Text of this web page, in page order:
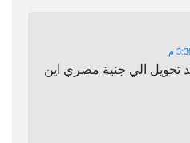
اريد تحويل الي جنية مصري اين